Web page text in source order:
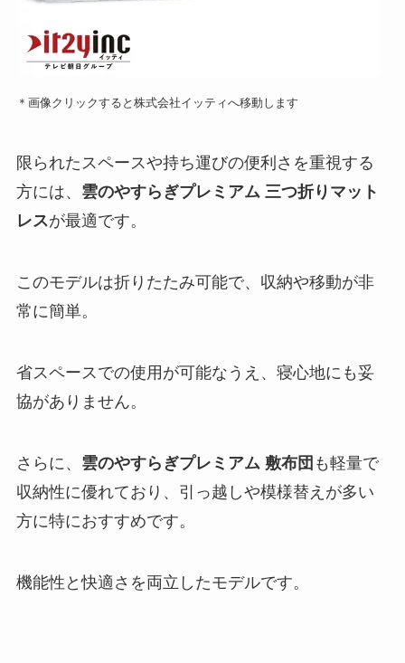
＊画像クリックすると株式会社イッティへ移動します
限られたスペースや持ち運びの便利さを重視する
方には、 雲のやすらぎプレミアム 三つ折りマット
レスが最適です。
このモデルは折りたたみ可能で、収納や移動が非
常に簡単。
省スペースでの使用が可能なうえ、寝心地にも妥
協がありません。
さらに、 雲のやすらぎプレミアム 敷布団 も軽量で
収納性に優れており、引っ越しや模様替えが多い
方に特におすすめです。
機能性と快適さを両立したモデルです。